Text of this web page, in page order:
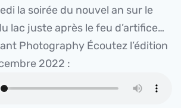
la soirée du nouvel an sur le
lac juste après le feu d’artifice…
Photography Écoutez l’édition
2022 :